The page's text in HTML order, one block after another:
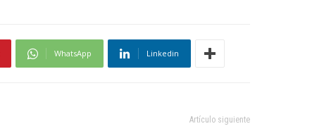
WhatsApp Linkedin
Artículo siguiente